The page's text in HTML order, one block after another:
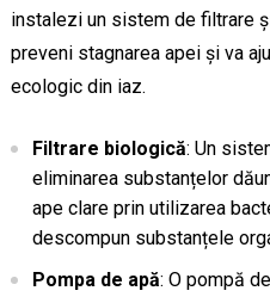
instalezi un sistem de filtrare
preveni stagnarea apei și va
ecologic din iaz.
Filtrare biologică: Un
eliminarea substanțelor
ape clare prin utilizarea
descompun substanțele
Pompa de apă: O pompă